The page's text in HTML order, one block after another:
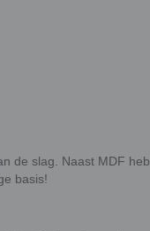
de slag. Naast MDF
basis!